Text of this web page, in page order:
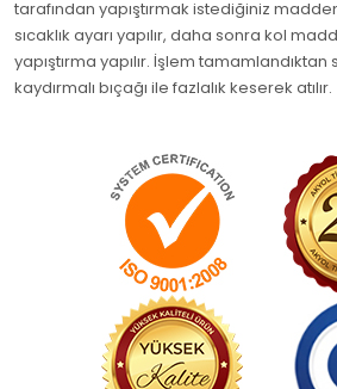
tarafından yapıştırmak istediğiniz
sıcaklık ayarı yapılır, daha sonra kol
yapıştırma yapılır. İşlem
kaydırmalı bıçağı ile fazlalık keserek atılır.